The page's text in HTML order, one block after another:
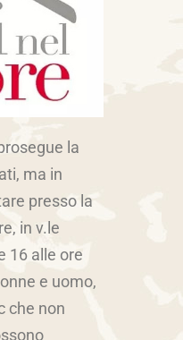
la
ma in
presso la
in v.le
16 alle ore
e uomo,
che non